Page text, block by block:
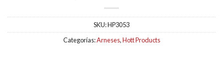
SKU:HP3053
Categorías:Arneses,Hott Products